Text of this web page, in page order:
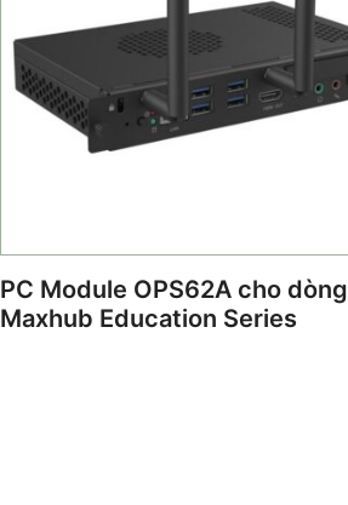
PC Module OPS62A cho dòng
Maxhub Education Series